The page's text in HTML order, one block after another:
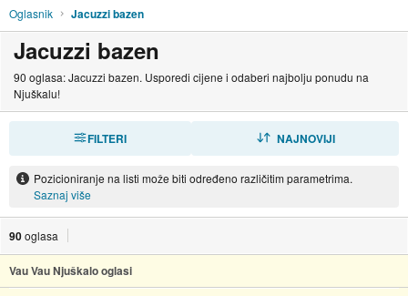
Oglasnik Jacuzzi bazen
Jacuzzi bazen
90 oglasa: Jacuzzi bazen. Usporedi cijene i odaberi najbolju ponudu na
Njuškalu!
FILTERI NAJNOVIJI
Pozicioniranje na listi može biti određeno različitim parametrima.
Saznaj više
90oglasa
Vau Vau Njuškalo oglasi